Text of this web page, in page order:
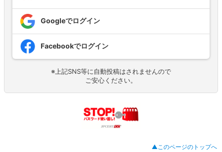
Googleでログイン
Facebookでログイン
※上記SNS等に自動投稿はされませんので
ご安心ください。
▲このページのトップへ